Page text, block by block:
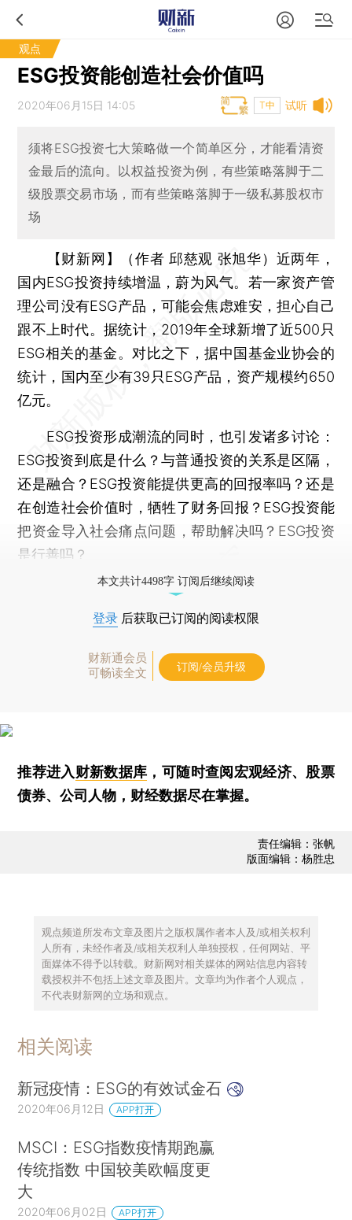
观点
ESG投资能创造社会价值吗
试听
2020年06月15日 14:05 T中
须将ESG投资七大策略做一个简单区分，才能看清资
金最后的流向。以权益投资为例，有些策略落脚于二
级股票交易市场，而有些策略落脚于一级私募股权市
场
【财新网】（作者 邱慈观 张旭华） 近两年，
国内ESG投资持续增温，蔚为风气。若一家资产管
理公司没有ESG产品，可能会焦虑难安，担心自己
跟不上时代。据统计，2019年全球新增了近500只
ESG相关的基金。对比之下，据中国基金业协会的
统计，国内至少有39只ESG产品，资产规模约650
亿元。
ESG投资形成潮流的同时，也引发诸多讨论：
ESG投资到底是什么？与普通投资的关系是区隔，
还是融合？ESG投资能提供更高的回报率吗？还是
在创造社会价值时，牺牲了财务回报？ESG投资能
把资金导入社会痛点问题，帮助解决吗？ESG投资
是行善吗？
本文共计4498字 订阅后继续阅读
登录 后获取已订阅的阅读权限
财新通会员
可畅读全文
订阅/会员升级
推荐进入财新数据库 ，可随时查阅宏观经济、股票
债券、公司人物，财经数据尽在掌握。
责任编辑：张帆
版面编辑：杨胜忠
观点频道所发布文章及图片之版权属作者本人及/或相关权利
人所有，未经作者及/或相关权利人单独授权，任何网站、平
面媒体不得予以转载。财新网对相关媒体的网站信息内容转
载授权并不包括上述文章及图片。文章均为作者个人观点，
不代表财新网的立场和观点。
相关阅读
新冠疫情：ESG的有效试金石
2020年06月12日 APP打开
MSCI：ESG指数疫情期跑赢
传统指数 中国较美欧幅度更
大
2020年06月02日 APP打开